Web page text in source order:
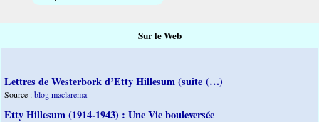
Sur le Web
Lettres de Westerbork d’Etty Hillesum (suite (…)
Source :blog maclarema
Etty Hillesum (1914-1943) : Une Vie bouleversée